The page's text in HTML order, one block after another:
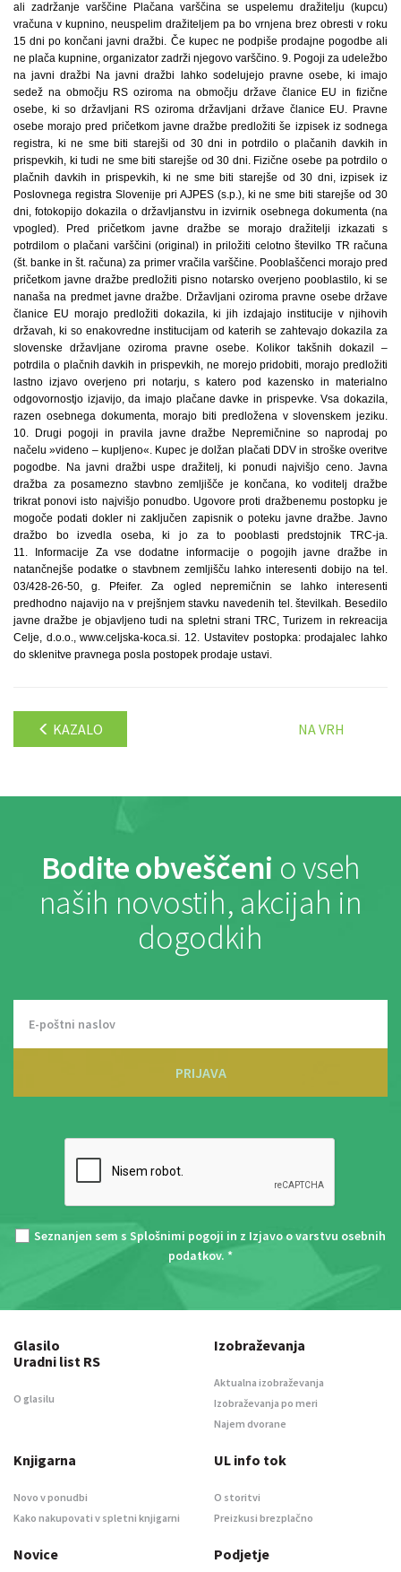
ali zadržanje varščine Plačana varščina se uspelemu dražitelju (kupcu)
vračuna v kupnino, neuspelim dražiteljem pa bo vrnjena brez obresti v roku
15 dni po končani javni dražbi. Če kupec ne podpiše prodajne pogodbe ali
ne plača kupnine, organizator zadrži njegovo varščino. 9. Pogoji za udeležbo
na javni dražbi Na javni dražbi lahko sodelujejo pravne osebe, ki imajo
sedež na območju RS oziroma na območju države članice EU in fizične
osebe, ki so državljani RS oziroma državljani države članice EU. Pravne
osebe morajo pred pričetkom javne dražbe predložiti še izpisek iz sodnega
registra, ki ne sme biti starejši od 30 dni in potrdilo o plačanih davkih in
prispevkih, ki tudi ne sme biti starejše od 30 dni. Fizične osebe pa potrdilo o
plačnih davkih in prispevkih, ki ne sme biti starejše od 30 dni, izpisek iz
Poslovnega registra Slovenije pri AJPES (s.p.), ki ne sme biti starejše od 30
dni, fotokopijo dokazila o državljanstvu in izvirnik osebnega dokumenta (na
vpogled). Pred pričetkom javne dražbe se morajo dražitelji izkazati s
potrdilom o plačani varščini (original) in priložiti celotno številko TR računa
(št. banke in št. računa) za primer vračila varščine. Pooblaščenci morajo pred
pričetkom javne dražbe predložiti pisno notarsko overjeno pooblastilo, ki se
nanaša na predmet javne dražbe. Državljani oziroma pravne osebe države
članice EU morajo predložiti dokazila, ki jih izdajajo institucije v njihovih
državah, ki so enakovredne institucijam od katerih se zahtevajo dokazila za
slovenske državljane oziroma pravne osebe. Kolikor takšnih dokazil –
potrdila o plačnih davkih in prispevkih, ne morejo pridobiti, morajo predložiti
lastno izjavo overjeno pri notarju, s katero pod kazensko in materialno
odgovornostjo izjavijo, da imajo plačane davke in prispevke. Vsa dokazila,
razen osebnega dokumenta, morajo biti predložena v slovenskem jeziku.
10. Drugi pogoji in pravila javne dražbe Nepremičnine so naprodaj po
načelu »videno – kupljeno«. Kupec je dolžan plačati DDV in stroške overitve
pogodbe. Na javni dražbi uspe dražitelj, ki ponudi najvišjo ceno. Javna
dražba za posamezno stavbno zemljišče je končana, ko voditelj dražbe
trikrat ponovi isto najvišjo ponudbo. Ugovore proti dražbenemu postopku je
mogoče podati dokler ni zaključen zapisnik o poteku javne dražbe. Javno
dražbo bo izvedla oseba, ki jo za to pooblasti predstojnik TRC-ja.
11. Informacije Za vse dodatne informacije o pogojih javne dražbe in
natančnejše podatke o stavbnem zemljišču lahko interesenti dobijo na tel.
03/428-26-50, g. Pfeifer. Za ogled nepremičnin se lahko interesenti
predhodno najavijo na v prejšnjem stavku navedenih tel. številkah. Besedilo
javne dražbe je objavljeno tudi na spletni strani TRC, Turizem in rekreacija
Celje, d.o.o., www.celjska-koca.si. 12. Ustavitev postopka: prodajalec lahko
do sklenitve pravnega posla postopek prodaje ustavi.
KAZALO NA VRH
Bodite obveščeni o vseh
naših novostih, akcijah in
dogodkih
PRIJAVA
Seznanjen sem s Splošnimi pogoji in z Izjavo o varstvu osebnih
podatkov. *
Glasilo
Uradni list RS
O glasilu
Izobraževanja
Aktualna izobraževanja
Izobraževanja po meri
Najem dvorane
Knjigarna
Novo v ponudbi
Kako nakupovati v spletni knjigarni
UL info tok
O storitvi
Preizkusi brezplačno
Novice Podjetje